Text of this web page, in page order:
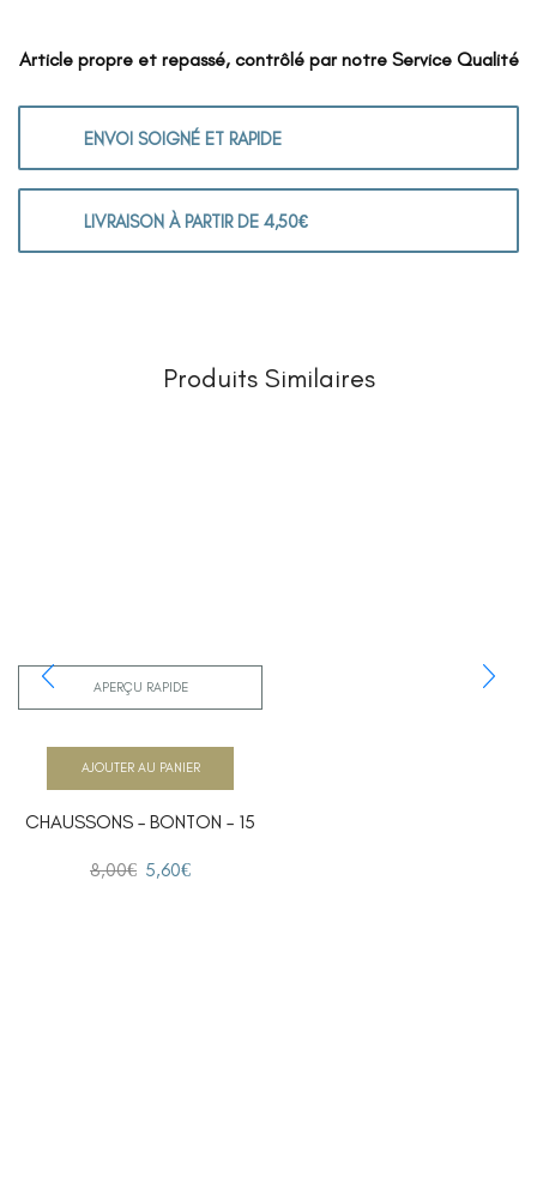
Article propre et repassé, contrôlé par notre Service Qualité
ENVOI SOIGNÉ ET RAPIDE
LIVRAISON À PARTIR DE 4,50€
Produits Similaires
APERÇU RAPIDE
CHAUSSONS – BONTON – 15
8,00€ 5,60€
AJOUTER AU PANIER